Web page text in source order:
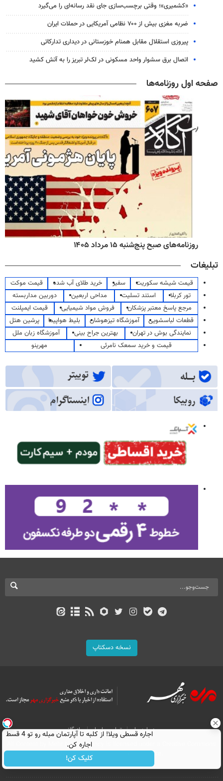
«کشمیری»؛ وقتی برچسب‌سازی جای نقد رسانه‌ای را می‌گیرد
ضربه مغزی بیش از ۷۰۰ نظامی آمریکایی در حملات ایران
پیروزی استقلال مقابل همنام خوزستانی در دیداری تدارکاتی
اتصال برق سشوار واحد مسکونی در لک‌لر تبریز را به آتش کشید
صفحه اول روزنامه‌ها
روزنامه‌های صبح پنج‌شنبه ۱۵ مرداد ۱۴۰۵
تبلیغات
قیمت شیشه سکوریت سفیر خرید طلای آب شده
قیمت موکت
تور کربلا
استند تسلیت مداحی اربعین
دوربین مداربسته
مرجع پاسخ معتبر پزشکان
فروش مواد شیمیایی
قیمت ایمپلنت
قطعات لباسشویی
آموزشگاه تیزهوشان بلیط هواپیما
پرشین هتل
نمایندگی بوش در تهران
بهترین جراح بینی
آموزشگاه زبان ملل
قیمت و خرید سمعک نامرئی
مهرینو
نسخه دسکتاپ
درباره ما تماس با ما
بازرگانی
All Content by Mehr News Agency is licensed under a Creative Commons
Attribution 4.0 International License.
اجاره‌ قسطی ویلا! از کلبه تا آپارتمان مبله رو تو 4 قسط
اجاره کن.
کلیک کن!